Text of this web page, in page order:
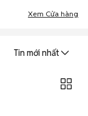
Xem Cửa hàng
Tin mới nhất